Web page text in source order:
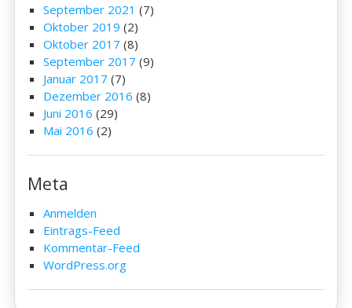
September 2021 (7)
Oktober 2019 (2)
Oktober 2017 (8)
September 2017 (9)
Januar 2017 (7)
Dezember 2016 (8)
Juni 2016 (29)
Mai 2016 (2)
Meta
Anmelden
Eintrags-Feed
Kommentar-Feed
WordPress.org